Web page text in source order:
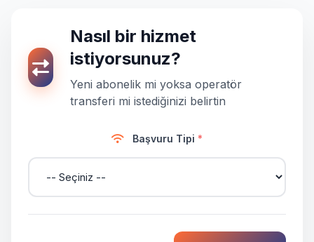
Nasıl bir hizmet
istiyorsunuz?
Yeni abonelik mi yoksa operatör
transferi mi istediğinizi belirtin
Başvuru Tipi *